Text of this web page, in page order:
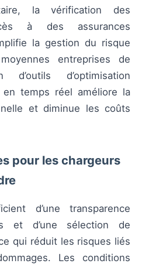
la vérification des
à des assurances
la gestion du risque
entreprises de
d’outils d’optimisation
temps réel améliore la
et diminue les coûts
pour les chargeurs
d’une transparence
et d’une sélection de
qui réduit les risques liés
Les conditions